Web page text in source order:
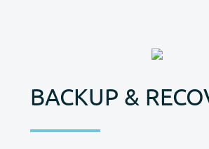
BACKUP &